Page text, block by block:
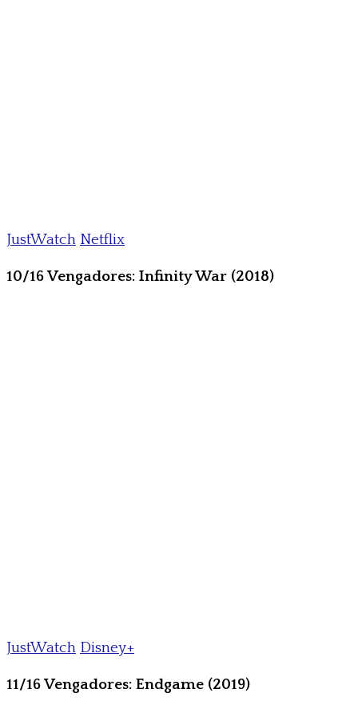
JustWatch Netflix
10/16 Vengadores: Infinity War (2018)
JustWatch Disney+
11/16 Vengadores: Endgame (2019)